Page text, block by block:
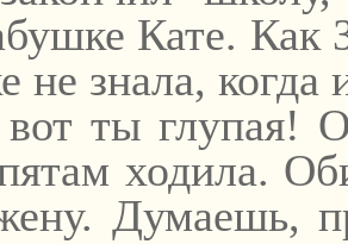
Кате. Как
не знала, когда
ты глупая!
ходила.
Думаешь,